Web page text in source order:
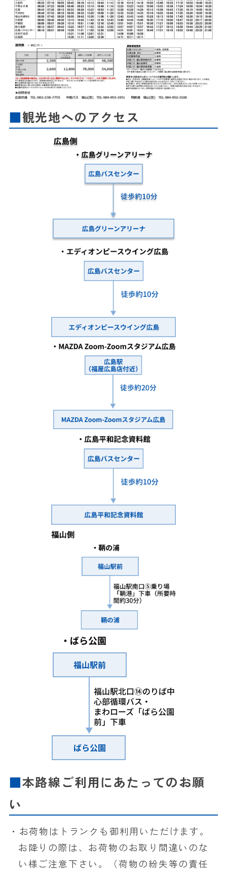
観光地へのアクセス
本路線ご利用にあたってのお願
い
・お荷物はトランクも御利用いただけます。
お降りの際は、お荷物のお取り間違いのな
い様ご注意下さい。（荷物の紛失等の責任